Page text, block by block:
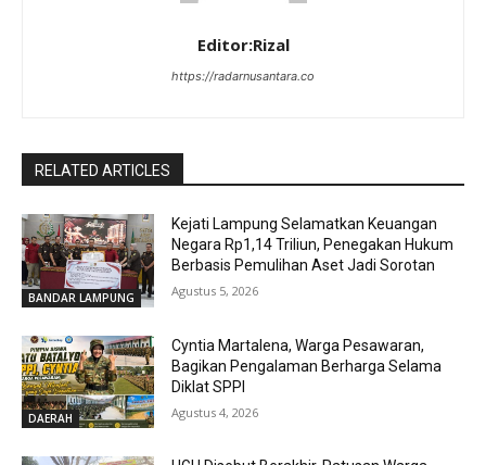
Editor:Rizal
https://radarnusantara.co
RELATED ARTICLES
BANDAR LAMPUNG
Kejati Lampung Selamatkan Keuangan
Negara Rp1,14 Triliun, Penegakan Hukum
Berbasis Pemulihan Aset Jadi Sorotan
Agustus 5, 2026
DAERAH
Cyntia Martalena, Warga Pesawaran,
Bagikan Pengalaman Berharga Selama
Diklat SPPI
Agustus 4, 2026